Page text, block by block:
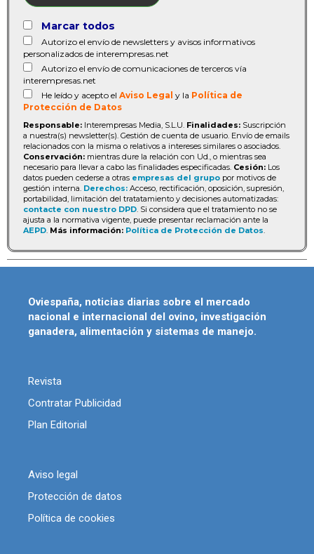
Marcar todos
Autorizo el envío de newsletters y avisos informativos
personalizados de interempresas.net
Autorizo el envío de comunicaciones de terceros vía
interempresas.net
He leído y acepto el Aviso Legal y la Política de
Protección de Datos
Responsable: Interempresas Media, S.L.U. Finalidades: Suscripción
a nuestra(s) newsletter(s). Gestión de cuenta de usuario. Envío de emails
relacionados con la misma o relativos a intereses similares o asociados.
Conservación: mientras dure la relación con Ud., o mientras sea
necesario para llevar a cabo las finalidades especificadas. Cesión: Los
datos pueden cederse a otras empresas del grupo por motivos de
gestión interna. Derechos: Acceso, rectificación, oposición, supresión,
portabilidad, limitación del tratatamiento y decisiones automatizadas:
contacte con nuestro DPD. Si considera que el tratamiento no se
ajusta a la normativa vigente, puede presentar reclamación ante la
AEPD. Más información: Política de Protección de Datos.
Oviespaña, noticias diarias sobre el mercado
nacional e internacional del ovino, investigación
ganadera, alimentación y sistemas de manejo.
Revista
Contratar Publicidad
Plan Editorial
Aviso legal
Protección de datos
Política de cookies